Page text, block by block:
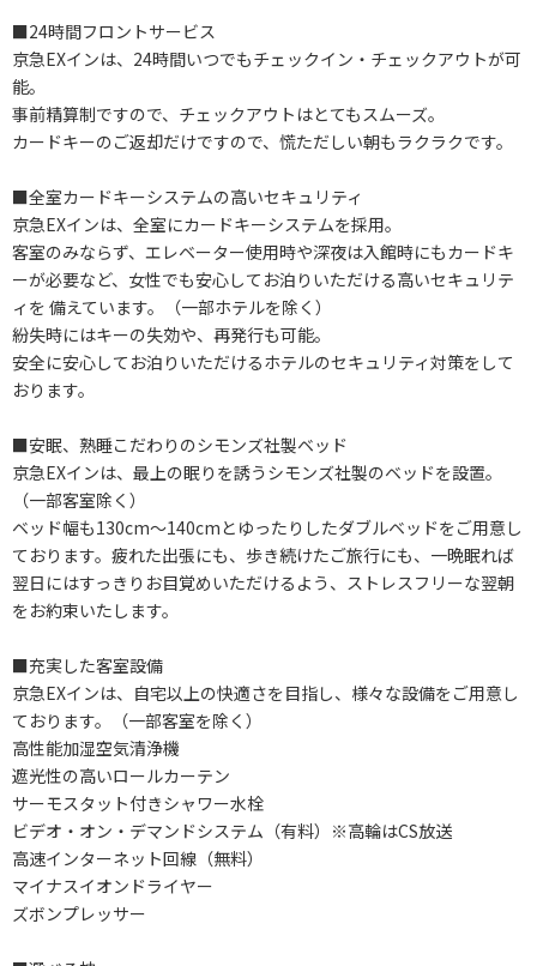
■24時間フロントサービス
京急EXインは、24時間いつでもチェックイン・チェックアウトが可
能。
事前精算制ですので、チェックアウトはとてもスムーズ。
カードキーのご返却だけですので、慌ただしい朝もラクラクです。
■全室カードキーシステムの高いセキュリティ
京急EXインは、全室にカードキーシステムを採用。
客室のみならず、エレベーター使用時や深夜は入館時にもカードキ
ーが必要など、女性でも安心してお泊りいただける高いセキュリテ
ィを 備えています。（一部ホテルを除く）
紛失時にはキーの失効や、再発行も可能。
安全に安心してお泊りいただけるホテルのセキュリティ対策をして
おります。
■安眠、熟睡こだわりのシモンズ社製ベッド
京急EXインは、最上の眠りを誘うシモンズ社製のベッドを設置。
（一部客室除く）
ベッド幅も130cm～140cmとゆったりしたダブルベッドをご用意し
ております。疲れた出張にも、歩き続けたご旅行にも、一晩眠れば
翌日にはすっきりお目覚めいただけるよう、ストレスフリーな翌朝
をお約束いたします。
■充実した客室設備
京急EXインは、自宅以上の快適さを目指し、様々な設備をご用意し
ております。（一部客室を除く）
高性能加湿空気清浄機
遮光性の高いロールカーテン
サーモスタット付きシャワー水栓
ビデオ・オン・デマンドシステム（有料）※高輪はCS放送
高速インターネット回線（無料）
マイナスイオンドライヤー
ズボンプレッサー